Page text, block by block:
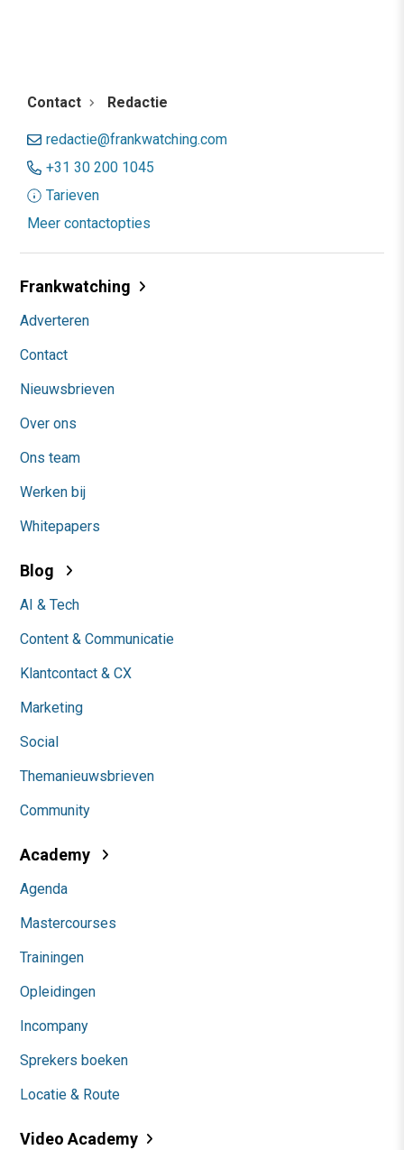
Contact Redactie
redactie@frankwatching.com
+31 30 200 1045
Tarieven
Meer contactopties
Frankwatching
Adverteren
Contact
Nieuwsbrieven
Over ons
Ons team
Werken bij
Whitepapers
Blog
AI & Tech
Content & Communicatie
Klantcontact & CX
Marketing
Social
Themanieuwsbrieven
Community
Academy
Agenda
Mastercourses
Trainingen
Opleidingen
Incompany
Sprekers boeken
Locatie & Route
Video Academy